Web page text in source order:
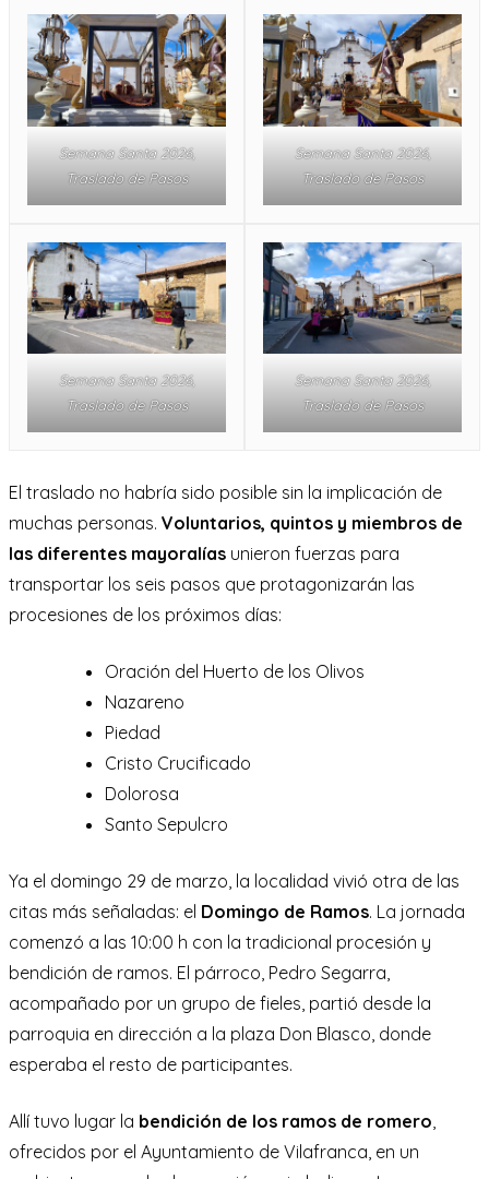
Semana Santa 2026,
Traslado de Pasos
Semana Santa 2026,
Traslado de Pasos
Semana Santa 2026,
Traslado de Pasos
Semana Santa 2026,
Traslado de Pasos
El traslado no habría sido posible sin la implicación de
muchas personas. Voluntarios, quintos y miembros de
las diferentes mayoralías unieron fuerzas para
transportar los seis pasos que protagonizarán las
procesiones de los próximos días:
Oración del Huerto de los Olivos
Nazareno
Piedad
Cristo Crucificado
Dolorosa
Santo Sepulcro
Ya el domingo 29 de marzo, la localidad vivió otra de las
citas más señaladas: el Domingo de Ramos. La jornada
comenzó a las 10:00 h con la tradicional procesión y
bendición de ramos. El párroco, Pedro Segarra,
acompañado por un grupo de fieles, partió desde la
parroquia en dirección a la plaza Don Blasco, donde
esperaba el resto de participantes.
Allí tuvo lugar la bendición de los ramos de romero,
ofrecidos por el Ayuntamiento de Vilafranca, en un